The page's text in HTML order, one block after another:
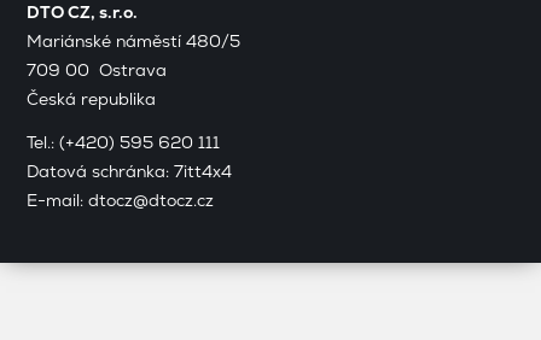
DTO CZ, s.r.o.
Mariánské náměstí 480/5
709 00 Ostrava
Česká republika
Tel.:(+420) 595 620 111
Datová schránka: 7itt4x4
E-mail:dtocz@dtocz.cz